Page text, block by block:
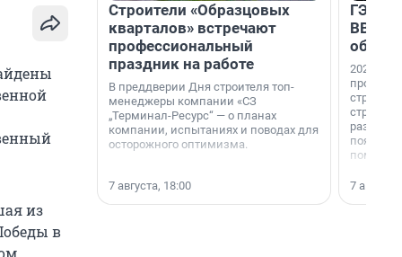
из
в
Строители «Образцовых
кварталов» встречают
профессиональный
праздник на работе
В преддверии Дня строителя топ-
менеджеры компании «СЗ
„Терминал-Ресурс“ — о планах
компании, испытаниях и поводах для
осторожного оптимизма.
7 августа, 18:00
ГЭС,
ВВП: в
об
2026-й —
раз. В
7